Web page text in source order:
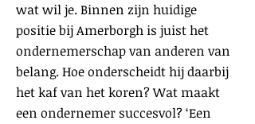
wat wil je. Binnen zijn huidige
positie bij Amerborgh is juist het
ondernemerschap van anderen van
belang. Hoe onderscheidt hij daarbij
het kaf van het koren? Wat maakt
een ondernemer succesvol? ‘Een